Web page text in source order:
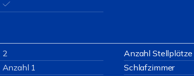
2 Anzahl Stellplätze
Anzahl 1 Schlafzimmer